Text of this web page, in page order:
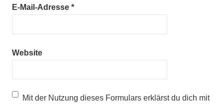
E-Mail-Adresse *
Website
Mit der Nutzung dieses Formulars erklärst du dich mit